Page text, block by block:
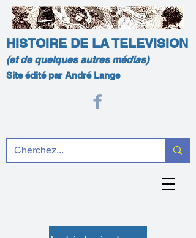
HISTOIRE DE LA TELEVISION
(et de quelques autres médias)
Site édité par André Lange